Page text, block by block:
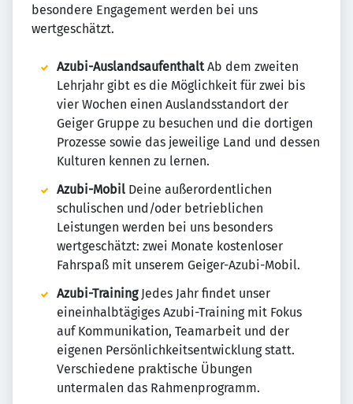
besondere Engagement werden bei uns
wertgeschätzt.
Azubi-AuslandsaufenthaltAb dem zweiten
Lehrjahr gibt es die Möglichkeit für zwei bis
vier Wochen einen Auslandsstandort der
Geiger Gruppe zu besuchen und die dortigen
Prozesse sowie das jeweilige Land und dessen
Kulturen kennen zu lernen.
Azubi-Mobil Deine außerordentlichen
schulischen und/oder betrieblichen
Leistungen werden bei uns besonders
wertgeschätzt: zwei Monate kostenloser
Fahrspaß mit unserem Geiger-Azubi-Mobil.
Azubi-Training Jedes Jahr findet unser
eineinhalbtägiges Azubi-Training mit Fokus
auf Kommunikation, Teamarbeit und der
eigenen Persönlichkeitsentwicklung statt.
Verschiedene praktische Übungen
untermalen das Rahmenprogramm.